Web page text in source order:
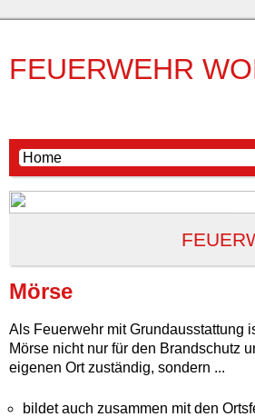
FEUERWEHR
Mörse
Als Feuerwehr mit Grundausstattung
Mörse nicht nur für den Brandschutz
eigenen Ort zuständig, sondern ...
bildet auch zusammen mit den